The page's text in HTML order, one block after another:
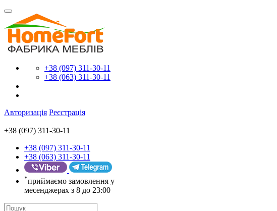
+38 (097) 311-30-11
+38 (063) 311-30-11
Авторизація Реєстрація
+38 (097) 311-30-11
+38 (097) 311-30-11
+38 (063) 311-30-11
*приймаємо замовлення у
месенджерах з 8 до 23:00